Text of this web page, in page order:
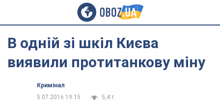
В одній зі шкіл Києва
виявили протитанкову міну
Кримінал
5.07.2016 19:15
5,4 т.